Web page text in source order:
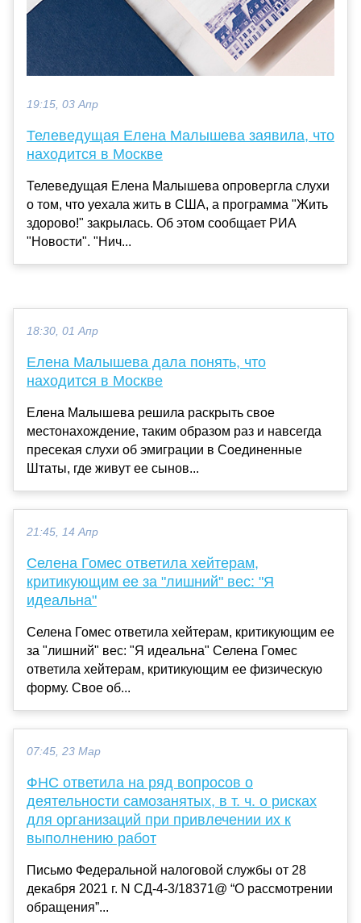
19:15, 03 Апр
Телеведущая Елена Малышева заявила, что
находится в Москве
Телеведущая Елена Малышева опровергла слухи
о том, что уехала жить в США, а программа "Жить
здорово!" закрылась. Об этом сообщает РИА
"Новости". "Нич...
18:30, 01 Апр
Елена Малышева дала понять, что
находится в Москве
Елена Малышева решила раскрыть свое
местонахождение, таким образом раз и навсегда
пресекая слухи об эмиграции в Соединенные
Штаты, где живут ее сынов...
21:45, 14 Апр
Селена Гомес ответила хейтерам,
критикующим ее за "лишний" вес: "Я
идеальна"
Селена Гомес ответила хейтерам, критикующим ее
за "лишний" вес: "Я идеальна" Селена Гомес
ответила хейтерам, критикующим ее физическую
форму. Свое об...
07:45, 23 Мар
ФНС ответила на ряд вопросов о
деятельности самозанятых, в т. ч. о рисках
для организаций при привлечении их к
выполнению работ
Письмо Федеральной налоговой службы от 28
декабря 2021 г. N СД-4-3/18371@ “О рассмотрении
обращения”...